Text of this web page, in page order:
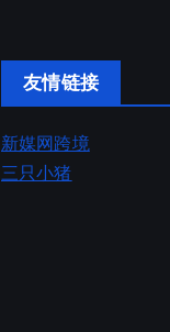
友情链接
新媒网跨境
三只小猪